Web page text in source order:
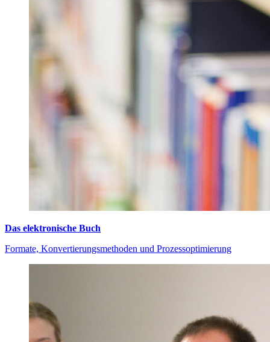
Das elektronische Buch
Formate, Konvertierungsmethoden und Prozessoptimierung